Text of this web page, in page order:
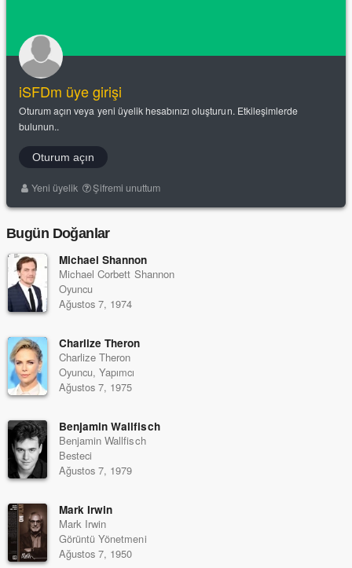
iSFDm üye girişi
Oturum açın veya yeni üyelik hesabınızı oluşturun. Etkileşimlerde
bulunun..
Oturum açın
Yeni üyelik Şifremi unuttum
Bugün Doğanlar
Michael Shannon
Michael Corbett Shannon
Oyuncu
Ağustos 7, 1974
Charlize Theron
Charlize Theron
Oyuncu, Yapımcı
Ağustos 7, 1975
Benjamin Wallfisch
Benjamin Wallfisch
Besteci
Ağustos 7, 1979
Mark Irwin
Mark Irwin
Görüntü Yönetmeni
Ağustos 7, 1950